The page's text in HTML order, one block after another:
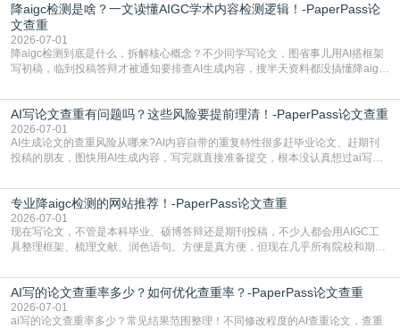
降aigc检测是啥？一文读懂AIGC学术内容检测逻辑！-PaperPass论
文查重
2026-07-01
降aigc检测到底是什么，拆解核心概念？不少同学写论文，图省事儿用AI搭框架
写初稿，临到投稿答辩才被通知要排查AI生成内容，搜半天资料都没搞懂降aigc
怕是已经入行的科研人员，不少人也搞不清降aigc检测是啥，对相关要求摸不
准。其实，降aigc检测是伴随AIGC工具在学术领域普及诞生的新需求，核心是为
了满足现在高校、期刊对AI生
AI写论文查重有问题吗？这些风险要提前理清！-PaperPass论文查重
2026-07-01
AI生成论文的查重风险从哪来?AI内容自带的重复特性很多赶毕业论文、赶期刊
投稿的朋友，图快用AI生成内容，写完就直接准备提交，根本没认真想过ai写论
自带不可忽视的查重风险。AI训练依赖海量公开的文本数据，生成内容本质是基
于训练数据的概率拼接，不是从零开始的原创创作。生成过程中，很容易复用已
有的高频公共表述，甚至直接拼接已经公开
专业降aigc检测的网站推荐！-PaperPass论文查重
2026-07-01
现在写论文，不管是本科毕业、硕博答辩还是期刊投稿，不少人都会用AIGC工
具整理框架、梳理文献、润色语句。方便是真方便，但现在几乎所有院校和期刊
五遍还是过不了预检测的大有人在，这时候，找到靠谱的降AIGC检测率的网
站，就能少走好多弯路。PaperPass：守护学术原创性的智能伙伴AIGC生成内
容的学术合规痛点去年帮一个本科师弟改
AI写的论文查重率多少？如何优化查重率？-PaperPass论文查重
2026-07-01
ai写的论文查重率多少？常见结果范围整理！不同修改程度的AI查重论文，查重